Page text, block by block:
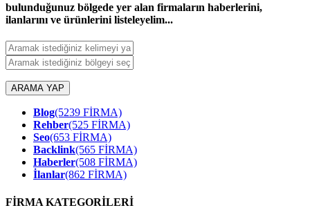
bulunduğunuz bölgede yer alan firmaların haberlerini,
ilanlarını ve ürünlerini listeleyelim...
ARAMA YAP
Blog(5239 FİRMA)
Rehber(525 FİRMA)
Seo(653 FİRMA)
Backlink(565 FİRMA)
Haberler(508 FİRMA)
İlanlar(862 FİRMA)
FİRMA KATEGORİLERİ